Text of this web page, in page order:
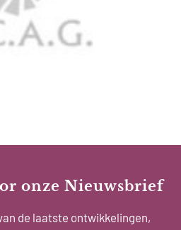
onze Nieuwsbrief
de laatste ontwikkelingen,